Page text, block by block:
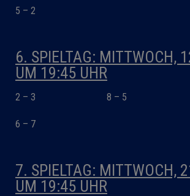
5 – 2
6. SPIELTAG: MITTWOCH,
UM 19:45 UHR
2 – 3 8 – 5
6 – 7
7. SPIELTAG: MITTWOCH,
UM 19:45 UHR